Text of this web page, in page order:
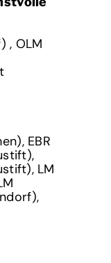
, OLM
EBR
LM